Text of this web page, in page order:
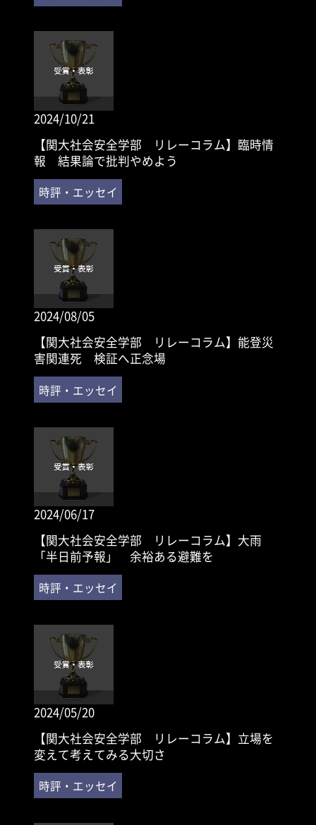
2024/10/21
【関大社会安全学部 リレーコラム】臨時情
報 結果論で批判やめよう
2024/08/05
【関大社会安全学部 リレーコラム】能登災
害関連死 検証へ正念場
2024/06/17
【関大社会安全学部 リレーコラム】大雨
「半日前予報」 余裕ある避難を
2024/05/20
【関大社会安全学部 リレーコラム】立場を
変えて考えてみる大切さ